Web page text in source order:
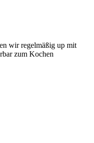
wir regelmäßig up mit
zum Kochen